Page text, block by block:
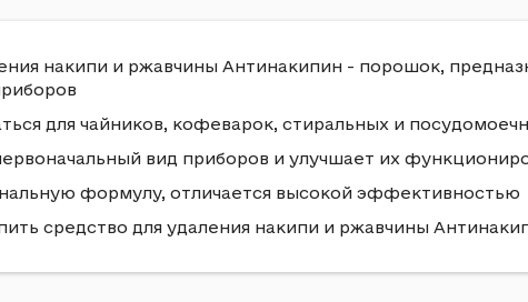
накипи и ржавчины Антинакипин - порошок,
для чайников, кофеварок, стиральных и
вид приборов и улучшает их
формулу, отличается высокой эффективностью
средство для удаления накипи и ржавчины